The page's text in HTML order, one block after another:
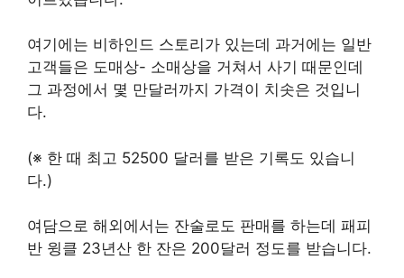
여기에는 비하인드 스토리가 있는데 과거에는 일반
고객들은 도매상- 소매상을 거쳐서 사기 때문인데
그 과정에서 몇 만달러까지 가격이 치솟은 것입니
다.
(※ 한 때 최고 52500 달러를 받은 기록도 있습니
다.)
여담으로 해외에서는 잔술로도 판매를 하는데 패피
반 윙클 23년산 한 잔은 200달러 정도를 받습니다.